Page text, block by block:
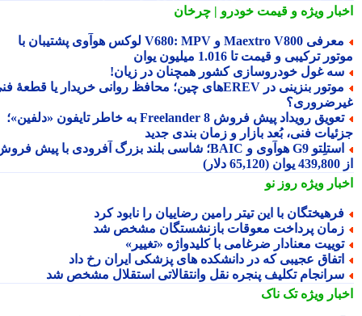
ویژهو قیمت خودرو | چرخان
معرفی Maextro V800 و V680: MPV لوکس هوآوی پشتیبان با
ترکیبی و قیمت تا 1.016 میلیون یوان
غول خودروسازی کشور همچنان در زیان!
موتور بنزینی در EREVهای چین؛ محافظ روانی خریدار یا قطعهٔ فنی
تعویق رویداد پیش فروش Freelander 8 به خاطر تایفون «دلفین»؛
فنی، بُعد بازار و زمان بندی جدید
استلِتو G9 هوآوی و BAIC؛ شاسی بلند بزرگ آفرودی با پیش فروش
ویژهروز نو
با این تیتر رامین رضاییان را نابود کرد
پرداخت معوقات بازنشستگان مشخص شد
معنادار ضرغامی با کلیدواژه «تغییر»
عجیبی که در دانشکده های پزشکی ایران رخ داد
تکلیف پنجره نقل وانتقالاتی استقلال مشخص شد
ویژهتک ناک